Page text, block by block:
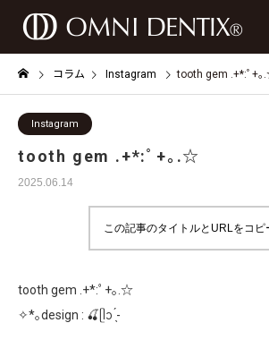
コラム Instagram tooth gem .+*:ﾟ+
Instagram
tooth gem .+*:ﾟ+｡.☆
2025.06.14
この記事のタイトルとURLをコピ
tooth gem .+*:ﾟ+｡.☆
✧*｡design : 🍒ᥫᩣ ̖́-